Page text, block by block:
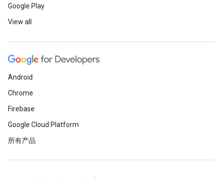
Google Play
View all
Android
Chrome
Firebase
Google Cloud Platform
所有产品